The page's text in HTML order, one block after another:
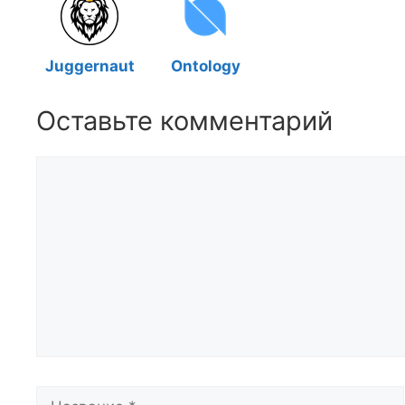
Juggernaut Ontology
Оставьте комментарий
Название